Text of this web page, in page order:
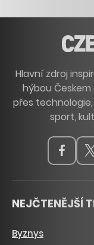
Hlavní zdroj
hýbou
přes
sport,
NEJČTENĚJŠÍ
Byznys